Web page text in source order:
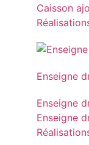
Caisson
Enseigne
Enseigne
Enseigne